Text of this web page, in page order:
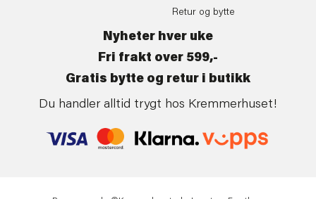
Retur og bytte
Nyheter hver uke
Fri frakt over 599,-
Gratis bytte og retur i butikk
Du handler alltid trygt hos Kremmerhuset!